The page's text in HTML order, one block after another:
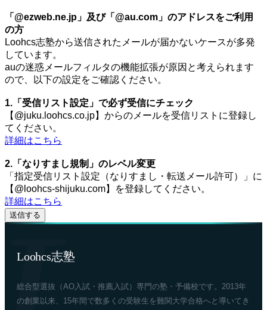
「@ezweb.ne.jp」及び「@au.com」のアドレスをご利用
の方
Loohcs志塾から送信されたメールが届かないケースが多発
しています。
auの迷惑メールフィルタの機能拡張が原因と考えられます
ので、以下の設定をご確認ください。
1.「受信リスト設定」で必ず受信にチェック
【@juku.loohcs.co.jp】からのメールを受信リストに登録し
てください。
詳細はこちら
2.「なりすまし規制」のレベル変更
「指定受信リスト設定（なりすまし・転送メール許可）」に
【@loohcs-shijuku.com】を登録してください。
詳細はこちら
Loohcs志塾
総合型選抜（AO入試・推薦入試）専門の塾・予備校です。2013年
の創業以来、15年間で数多くの受験生を難関大学合格へと導いてき